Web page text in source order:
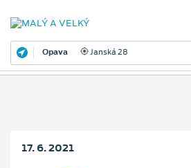
Opava Janská 28
17. 6. 2021